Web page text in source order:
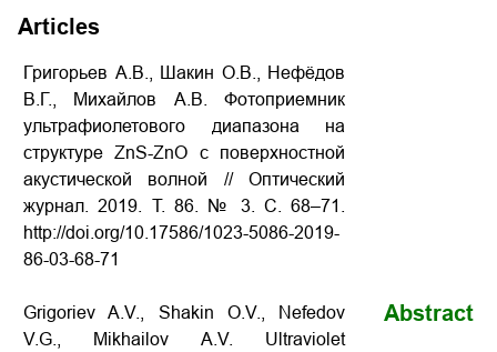
Articles
Григорьев А.В., Шакин О.В., Нефёдов
В.Г., Михайлов А.В. Фотоприемник
ультрафиолетового диапазона на
структуре ZnS-ZnO с поверхностной
акустической волной // Оптический
журнал. 2019. Т. 86. № 3. С. 68–71.
http://doi.org/10.17586/1023-5086-2019-
86-03-68-71
Grigoriev A.V., Shakin O.V., Nefedov
V.G., Mikhailov A.V. Ultraviolet
Abstract